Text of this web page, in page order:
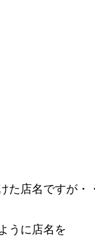
た店名ですが・
うに店名を